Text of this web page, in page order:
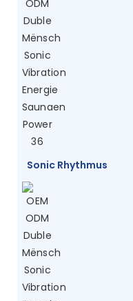
Sonic Rhythmus